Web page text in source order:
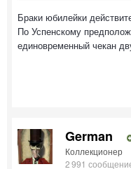
Браки юбилейки
По Успенскому
единовременный чекан
German
Коллекционер
2 991